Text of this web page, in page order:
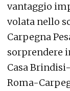
vantaggio
volata nello
Carpegna
sorprendere
Casa
Roma-